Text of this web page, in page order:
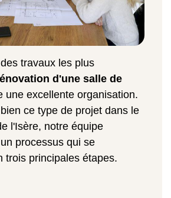
travaux les plus
d'une salle de
une excellente organisation.
ce type de projet dans le
l'Isère, notre équipe
processus qui se
trois principales étapes.